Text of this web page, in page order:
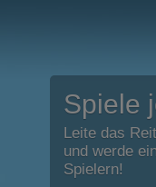
Spiele
Leite das
und werde
Spielern!